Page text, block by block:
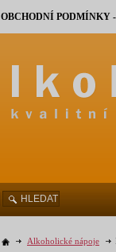
Alkoholické nápoje
OBCHODNÍ PODMÍNKY
HLEDAT